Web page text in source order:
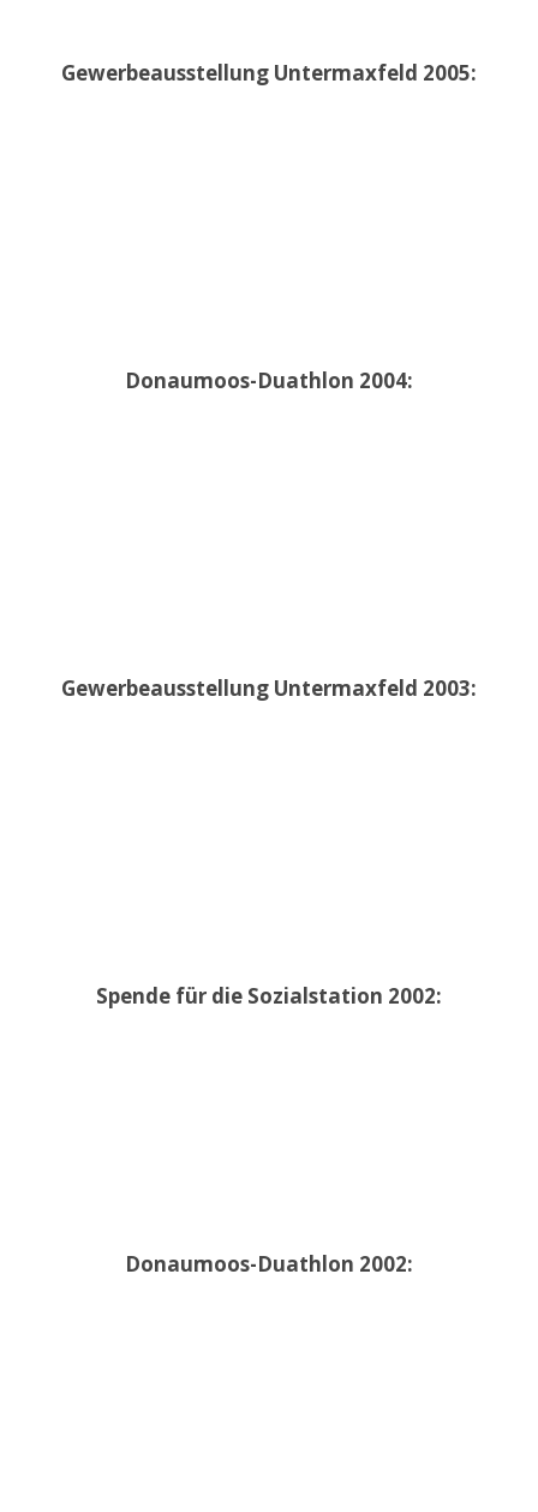
Gewerbeausstellung Untermaxfeld 2005:
Donaumoos-Duathlon 2004:
Gewerbeausstellung Untermaxfeld 2003:
Spende für die Sozialstation 2002:
Donaumoos-Duathlon 2002: